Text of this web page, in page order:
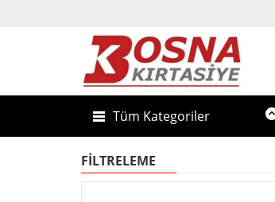
Tüm Kategoriler
FILTRELEME